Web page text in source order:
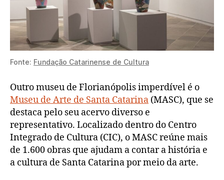
Fonte: Fundação Catarinense de Cultura
Outro museu de Florianópolis imperdível é o
Museu de Arte de Santa Catarina (MASC), que se
destaca pelo seu acervo diverso e
representativo. Localizado dentro do Centro
Integrado de Cultura (CIC), o MASC reúne mais
de 1.600 obras que ajudam a contar a história e
a cultura de Santa Catarina por meio da arte.